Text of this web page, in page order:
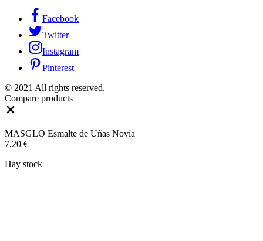
Facebook
Twitter
Instagram
Pinterest
© 2021 All rights reserved.
Compare products
MASGLO Esmalte de Uñas Novia
7,20 €
Hay stock